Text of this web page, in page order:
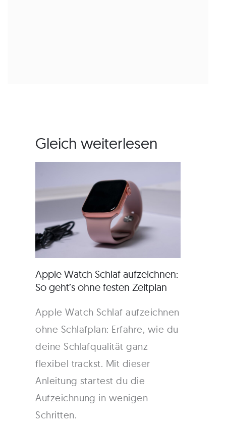
Gleich weiterlesen
Apple Watch Schlaf aufzeichnen:
So geht’s ohne festen Zeitplan
Apple Watch Schlaf aufzeichnen
ohne Schlafplan: Erfahre, wie du
deine Schlafqualität ganz
flexibel trackst. Mit dieser
Anleitung startest du die
Aufzeichnung in wenigen
Schritten.